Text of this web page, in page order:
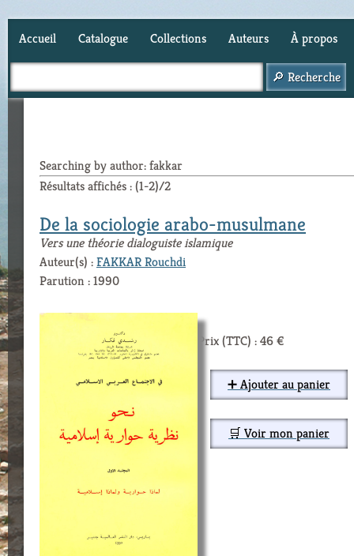
Accueil Catalogue Collections Auteurs À propos
Searching by author: fakkar
Résultats affichés : (1-2)/2
De la sociologie arabo-musulmane
Vers une théorie dialoguiste islamique
Auteur(s) :FAKKAR Rouchdi
Parution : 1990
Prix (TTC) : 46 €
➕ Ajouter au panier
🛒 Voir mon panier